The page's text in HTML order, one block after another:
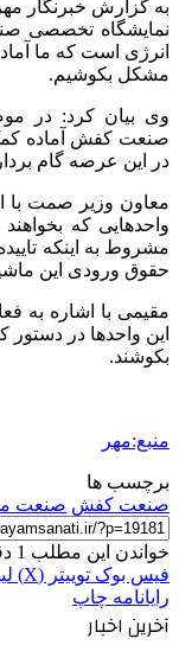
به گزارش خبرنگار
نمایشگاه تخصصی
انرژی است که ما
مشکل بکوشیم.
وی بیان کرد: در
صنعت کفش آماده
در این عرصه گام
معاون وزیر صمت با
واحدهایی که
مشروط به اینکه
حقوق ورودی این
مقیمی با اشاره به
این واحدها در دستور
بکوشند.
منبع:مهر
برچسب ها
صنعت کفش صنعت
خواندن این مطلب 1 دقیقه زمان میبرد
فیس بوک توییتر (X)
رایانامه چاپ
آخرین اخبار